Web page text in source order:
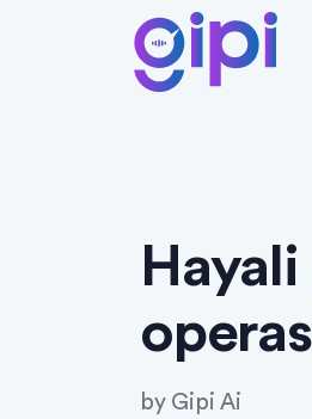
by Gipi Ai